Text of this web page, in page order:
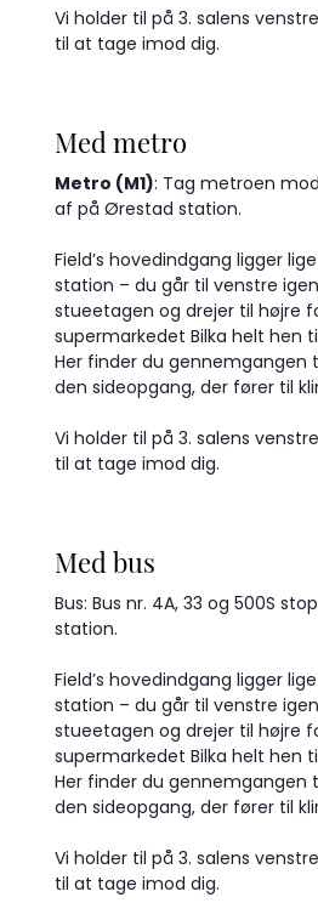
Vi holder til på 3. salens
til at tage imod dig.
Med metro
Metro (M1): Tag metroen
af på Ørestad station.
Field’s hovedindgang ligger
station – du går til venstre
stueetagen og drejer til højre
supermarkedet Bilka helt hen
Her finder du gennemgangen
den sideopgang, der fører til
Vi holder til på 3. salens
til at tage imod dig.
Med bus
Bus: Bus nr. 4A, 33 og 500S
station.
Field’s hovedindgang ligger
station – du går til venstre
stueetagen og drejer til højre
supermarkedet Bilka helt hen
Her finder du gennemgangen
den sideopgang, der fører til
Vi holder til på 3. salens
til at tage imod dig.